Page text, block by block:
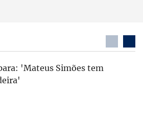
'Mateus Simões tem